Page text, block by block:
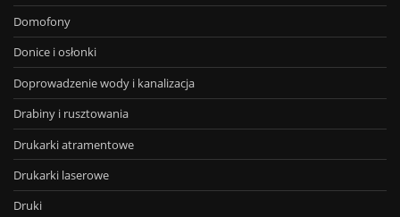
Domofony
Donice i osłonki
Doprowadzenie wody i kanalizacja
Drabiny i rusztowania
Drukarki atramentowe
Drukarki laserowe
Druki